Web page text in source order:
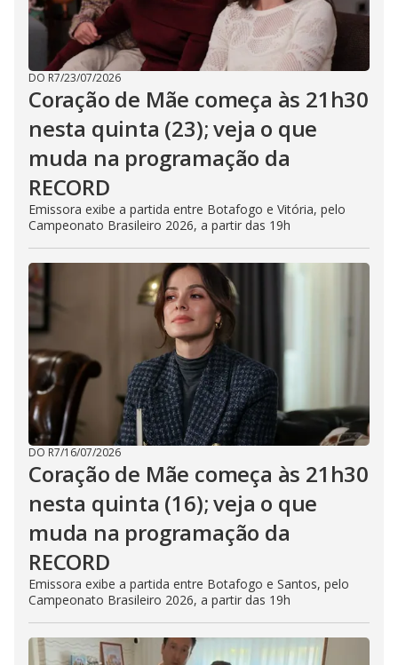
DO R7/23/07/2026
Coração de Mãe começa às 21h30
nesta quinta (23); veja o que
muda na programação da
RECORD
Emissora exibe a partida entre Botafogo e Vitória, pelo
Campeonato Brasileiro 2026, a partir das 19h
DO R7/16/07/2026
Coração de Mãe começa às 21h30
nesta quinta (16); veja o que
muda na programação da
RECORD
Emissora exibe a partida entre Botafogo e Santos, pelo
Campeonato Brasileiro 2026, a partir das 19h